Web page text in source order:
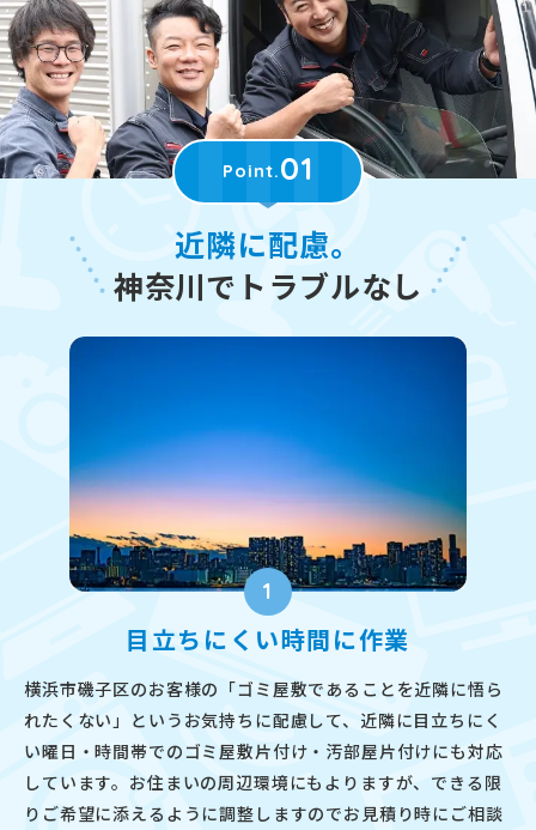
Point.01
近隣に配慮。
神奈川でトラブルなし
1
目立ちにくい時間に作業
横浜市磯子区のお客様の「ゴミ屋敷であることを近隣に悟ら
れたくない」というお気持ちに配慮して、近隣に目立ちにく
い曜日・時間帯でのゴミ屋敷片付け・汚部屋片付けにも対応
しています。お住まいの周辺環境にもよりますが、できる限
りご希望に添えるように調整しますのでお見積り時にご相談